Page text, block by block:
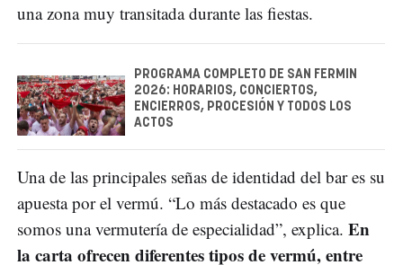
una zona muy transitada durante las fiestas.
PROGRAMA COMPLETO DE SAN FERMIN
2026: HORARIOS, CONCIERTOS,
ENCIERROS, PROCESIÓN Y TODOS LOS
ACTOS
Una de las principales señas de identidad del bar es su
apuesta por el vermú. “Lo más destacado es que
somos una vermutería de especialidad”, explica. En
la carta ofrecen diferentes tipos de vermú, entre